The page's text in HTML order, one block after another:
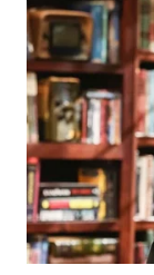
WN
TANGERANG
WN
BINJAI
WN
CIREBON